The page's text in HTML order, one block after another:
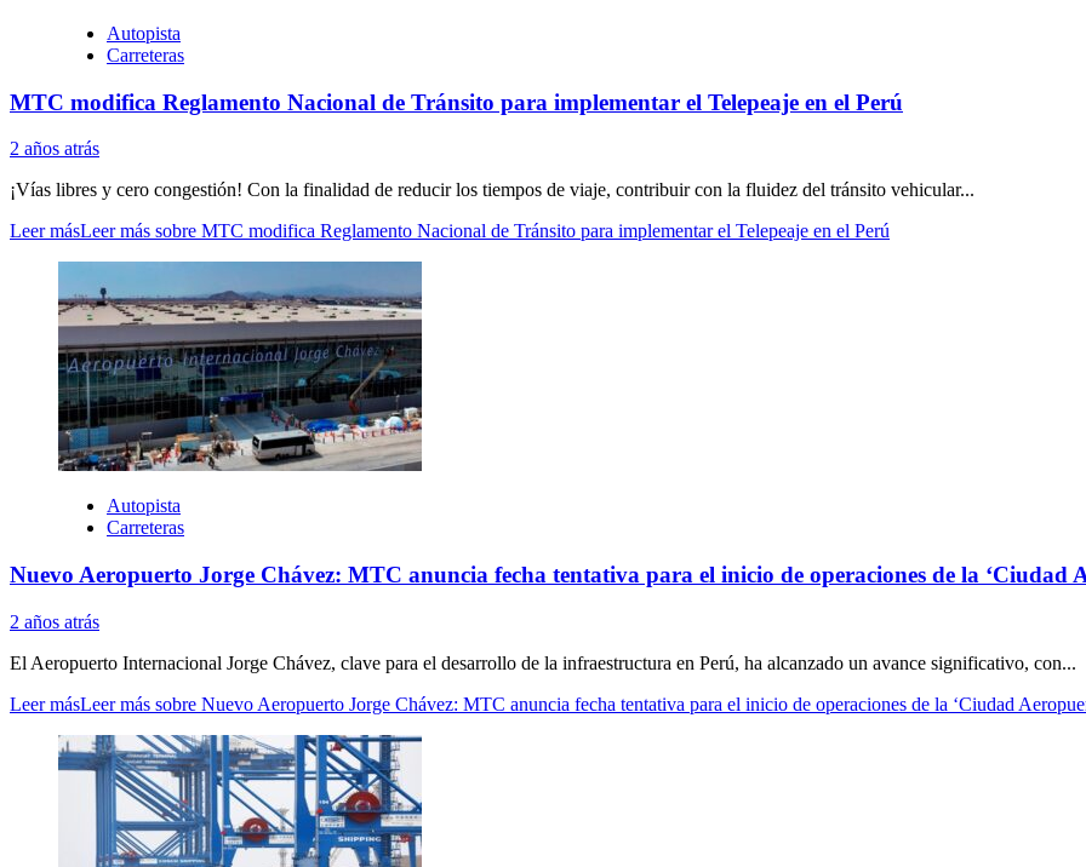
Autopista
Carreteras
MTC modifica Reglamento Nacional de Tránsito para implementar el Telepeaje en el Perú
2 años atrás
¡Vías libres y cero congestión! Con la finalidad de reducir los tiempos de viaje, contribuir con la fluidez del tránsito vehicular...
Leer másLeer más sobre MTC modifica Reglamento Nacional de Tránsito para implementar el Telepeaje en el Perú
Autopista
Carreteras
Nuevo Aeropuerto Jorge Chávez: MTC anuncia fecha tentativa para el inicio de operaciones de la ‘Ciudad
2 años atrás
El Aeropuerto Internacional Jorge Chávez, clave para el desarrollo de la infraestructura en Perú, ha alcanzado un avance significativo, con...
Leer másLeer más sobre Nuevo Aeropuerto Jorge Chávez: MTC anuncia fecha tentativa para el inicio de operaciones de la ‘Ciudad